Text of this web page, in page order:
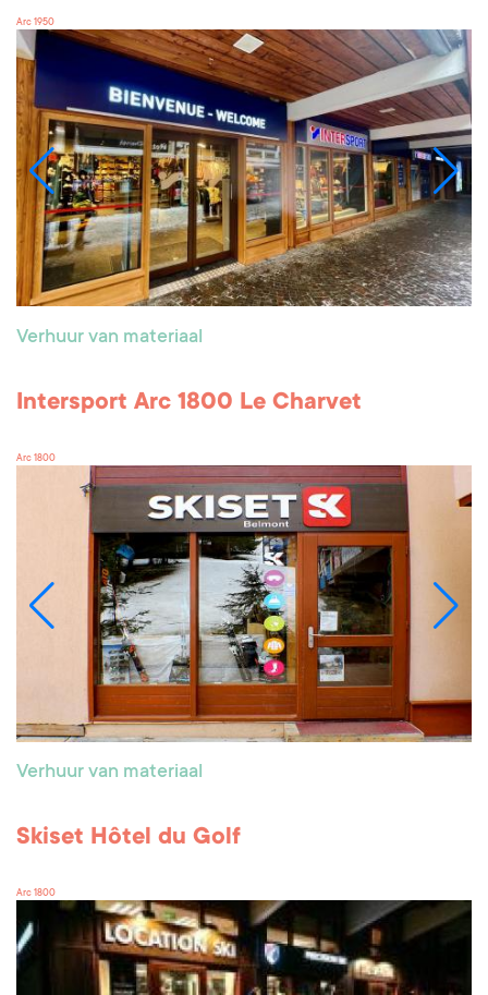
Arc 1950
Verhuur van materiaal
Intersport Arc 1800 Le Charvet
Arc 1800
Verhuur van materiaal
Skiset Hôtel du Golf
Arc 1800